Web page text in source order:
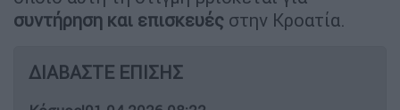
συντήρηση και επισκευές στην Κροατία.
ΔΙΑΒΑΣΤΕ ΕΠΙΣΗΣ